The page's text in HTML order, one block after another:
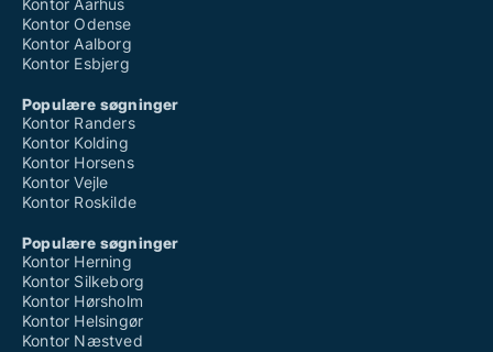
Kontor Aarhus
Kontor Odense
Kontor Aalborg
Kontor Esbjerg
Populære søgninger
Kontor Randers
Kontor Kolding
Kontor Horsens
Kontor Vejle
Kontor Roskilde
Populære søgninger
Kontor Herning
Kontor Silkeborg
Kontor Hørsholm
Kontor Helsingør
Kontor Næstved